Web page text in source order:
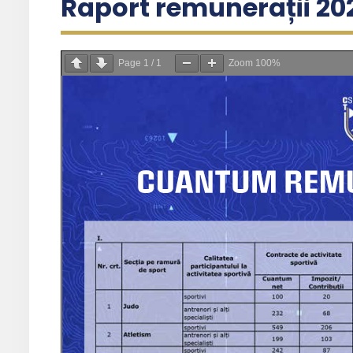
Raport remunerații
Page 1 / 1 Zoom 100%